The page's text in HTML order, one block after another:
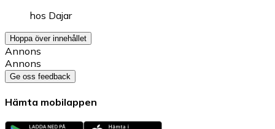
hos Dajar
Hoppa över innehållet
Annons
Annons
Ge oss feedback
Hämta mobilappen